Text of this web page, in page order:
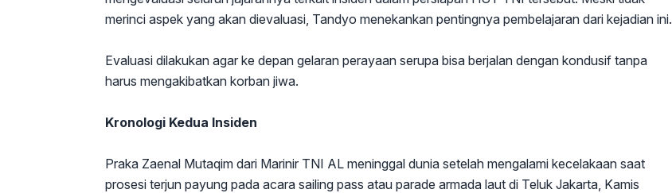
merinci aspek yang akan dievaluasi, Tandyo menekankan pentingnya pembelajaran dari kejadian ini.
Evaluasi dilakukan agar ke depan gelaran perayaan serupa bisa berjalan dengan kondusif tanpa
harus mengakibatkan korban jiwa.
Kronologi Kedua Insiden
Praka Zaenal Mutaqim dari Marinir TNI AL meninggal dunia setelah mengalami kecelakaan saat
prosesi terjun payung pada acara sailing pass atau parade armada laut di Teluk Jakarta, Kamis